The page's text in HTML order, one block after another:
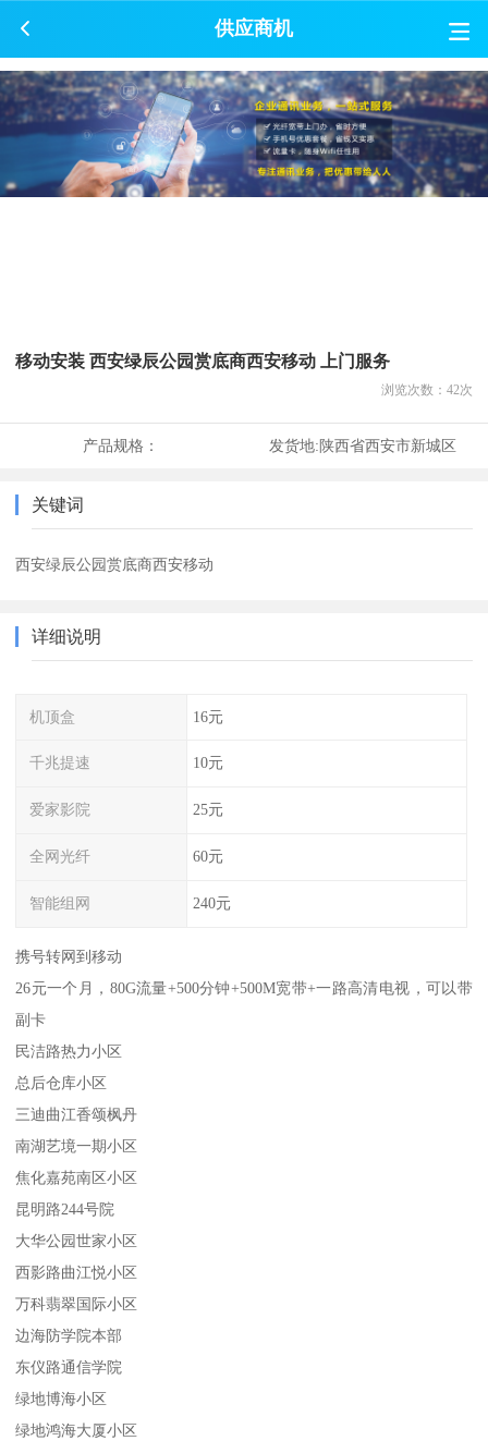
供应商机
移动安装 西安绿辰公园赏底商西安移动 上门服务
浏览次数： 42次
产品规格： 发货地:陕西省西安市新城区
关键词
西安绿辰公园赏底商西安移动
详细说明
机顶盒 16元
千兆提速 10元
爱家影院 25元
全网光纤 60元
智能组网 240元
携号转网到移动
26元一个月，80G流量+500分钟+500M宽带+一路高清电视，可以带
副卡
民洁路热力小区
总后仓库小区
三迪曲江香颂枫丹
南湖艺境一期小区
焦化嘉苑南区小区
昆明路244号院
大华公园世家小区
西影路曲江悦小区
万科翡翠国际小区
边海防学院本部
东仪路通信学院
绿地博海小区
绿地鸿海大厦小区